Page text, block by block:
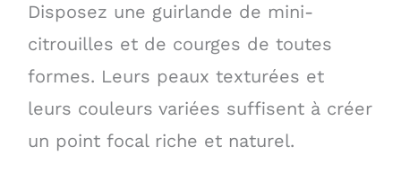
Disposez une guirlande de mini-
citrouilles et de courges de toutes
formes. Leurs peaux texturées et
leurs couleurs variées suffisent à créer
un point focal riche et naturel.